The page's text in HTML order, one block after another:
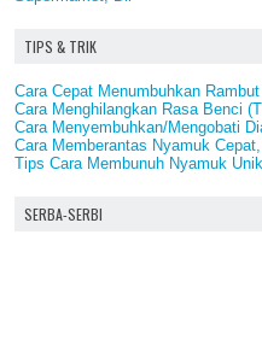
TIPS & TRIK
Cara Cepat Menumbuhkan
Cara Menghilangkan Rasa Benci
Cara Menyembuhkan/Mengobati
Cara Memberantas Nyamuk
Tips Cara Membunuh Nyamuk
SERBA-SERBI